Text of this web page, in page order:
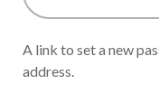
A link to set a new
address.